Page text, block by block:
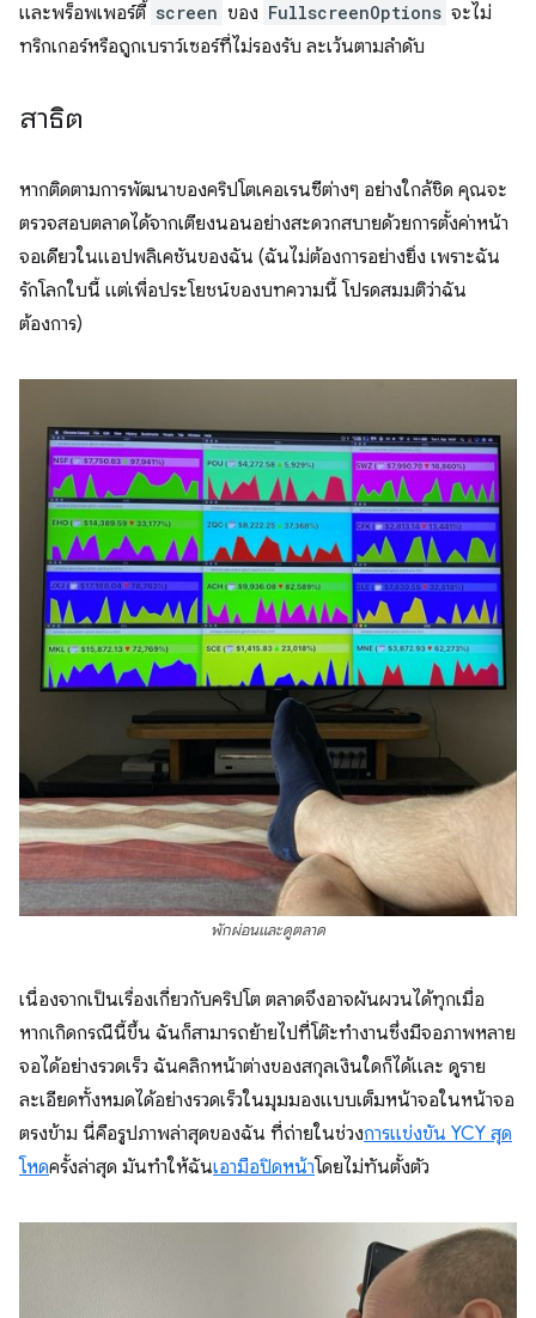
และพร็อพเพอร์ตี้ screen ของ FullscreenOptions จะไม่
ทริกเกอร์หรือถูกเบราว์เซอร์ที่ไม่รองรับ ละเว้นตามลำดับ
สาธิต
หากติดตามการพัฒนาของคริปโตเคอเรนซีต่างๆ อย่างใกล้ชิด คุณจะ
ตรวจสอบตลาดได้จากเตียงนอนอย่างสะดวกสบายด้วยการตั้งค่าหน้า
จอเดียวในแอปพลิเคชันของฉัน (ฉันไม่ต้องการอย่างยิ่ง เพราะฉัน
รักโลกใบนี้ แต่เพื่อประโยชน์ของบทความนี้ โปรดสมมติว่าฉัน
ต้องการ)
พักผ่อนและดูตลาด
เนื่องจากเป็นเรื่องเกี่ยวกับคริปโต ตลาดจึงอาจผันผวนได้ทุกเมื่อ
หากเกิดกรณีนี้ขึ้น ฉันก็สามารถย้ายไปที่โต๊ะทำงานซึ่งมีจอภาพหลาย
จอได้อย่างรวดเร็ว ฉันคลิกหน้าต่างของสกุลเงินใดก็ได้และ ดูราย
ละเอียดทั้งหมดได้อย่างรวดเร็วในมุมมองแบบเต็มหน้าจอในหน้าจอ
ตรงข้าม นี่คือรูปภาพล่าสุดของฉัน ที่ถ่ายในช่วงการแข่งขัน YCY สุด
โหดครั้งล่าสุด มันทำให้ฉันเอามือปิดหน้าโดยไม่ทันตั้งตัว